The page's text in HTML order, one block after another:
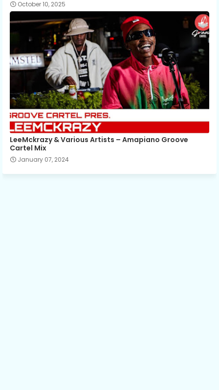
October 10, 2025
LeeMckrazy & Various Artists – Amapiano Groove
Cartel Mix
January 07, 2024